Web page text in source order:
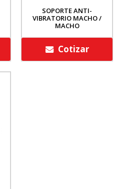
SOPORTE ANTI-
VIBRATORIO MACHO /
MACHO
Cotizar